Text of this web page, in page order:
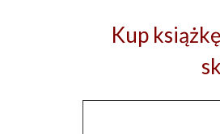
Kup książkę